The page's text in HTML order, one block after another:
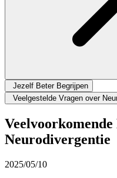
Jezelf Beter Begrijpen
Veelgestelde Vragen over
Neurodivergentie
2025/05/10